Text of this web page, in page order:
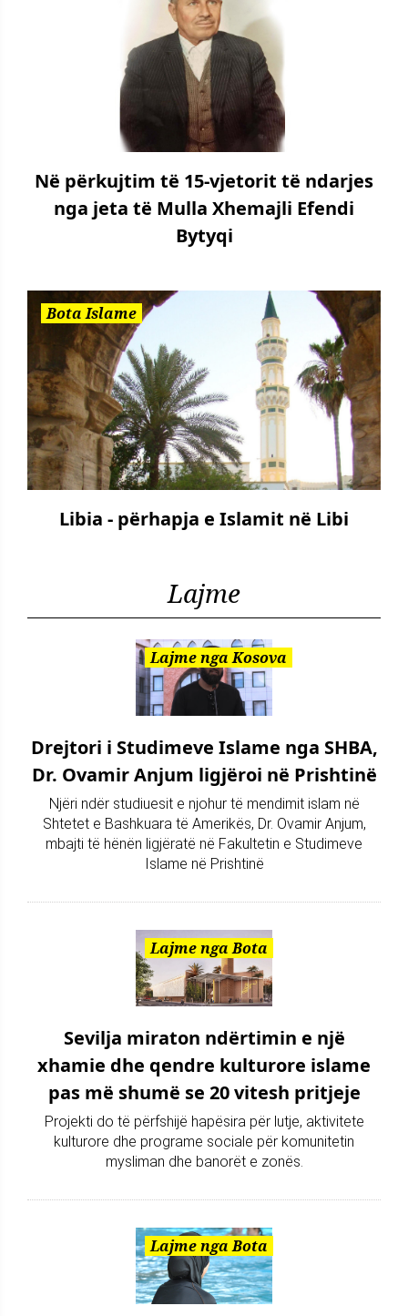
Në përkujtim të 15-vjetorit të ndarjes
nga jeta të Mulla Xhemajli Efendi
Bytyqi
Bota Islame
Libia - përhapja e Islamit në Libi
Lajme
Lajme nga Kosova
Drejtori i Studimeve Islame nga SHBA,
Dr. Ovamir Anjum ligjëroi në Prishtinë
Njëri ndër studiuesit e njohur të mendimit islam në
Shtetet e Bashkuara të Amerikës, Dr. Ovamir Anjum,
mbajti të hënën ligjëratë në Fakultetin e Studimeve
Islame në Prishtinë
Lajme nga Bota
Sevilja miraton ndërtimin e një
xhamie dhe qendre kulturore islame
pas më shumë se 20 vitesh pritjeje
Projekti do të përfshijë hapësira për lutje, aktivitete
kulturore dhe programe sociale për komunitetin
mysliman dhe banorët e zonës.
Lajme nga Bota